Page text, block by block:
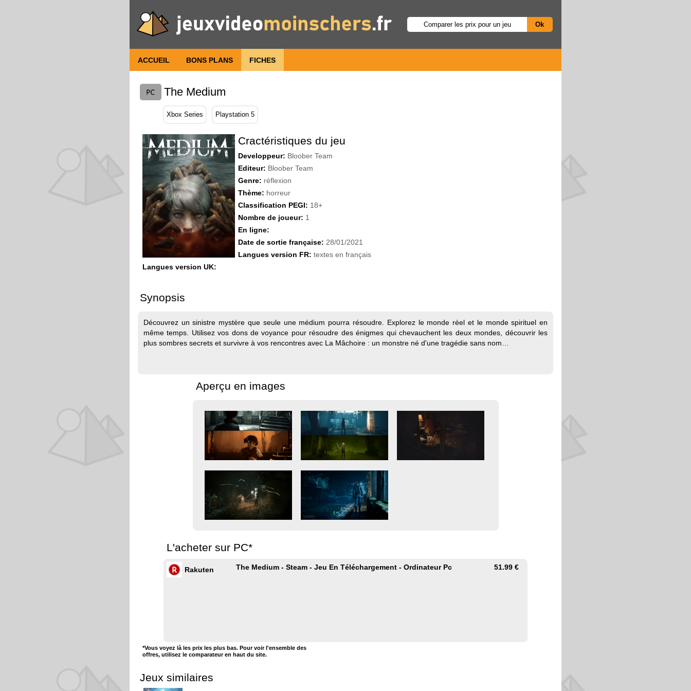
ACCUEIL BONS PLANS FICHES
The Medium
Xbox Series Playstation 5
Cractéristiques du jeu
Developpeur: Bloober Team
Editeur: Bloober Team
Genre: réflexion
Thème: horreur
Classification PEGI: 18+
Nombre de joueur: 1
En ligne:
Date de sortie française: 28/01/2021
Langues version FR: textes en français
Langues version UK:
Synopsis
Découvrez un sinistre mystère que seule une médium pourra résoudre. Explorez le monde réel et le monde spirituel en
même temps. Utilisez vos dons de voyance pour résoudre des énigmes qui chevauchent les deux mondes, découvrir les
plus sombres secrets et survivre à vos rencontres avec La Mâchoire : un monstre né d'une tragédie sans nom…
Aperçu en images
L'acheter sur PC*
Rakuten The Medium - Steam - Jeu En Téléchargement - Ordinateur Pc 51.99 €
*Vous voyez là les prix les plus bas. Pour voir l'ensemble des
offres, utilisez le comparateur en haut du site.
Jeux similaires